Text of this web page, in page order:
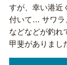
すが、幸い港近
付いて… サワラ
などなどが釣れ
甲斐がありまし